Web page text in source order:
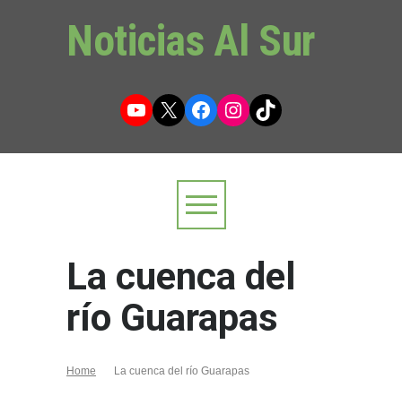
Noticias Al Sur
YouTube
X Facebook
Instagram
TikTok
La cuenca del
río Guarapas
Home La cuenca del río Guarapas